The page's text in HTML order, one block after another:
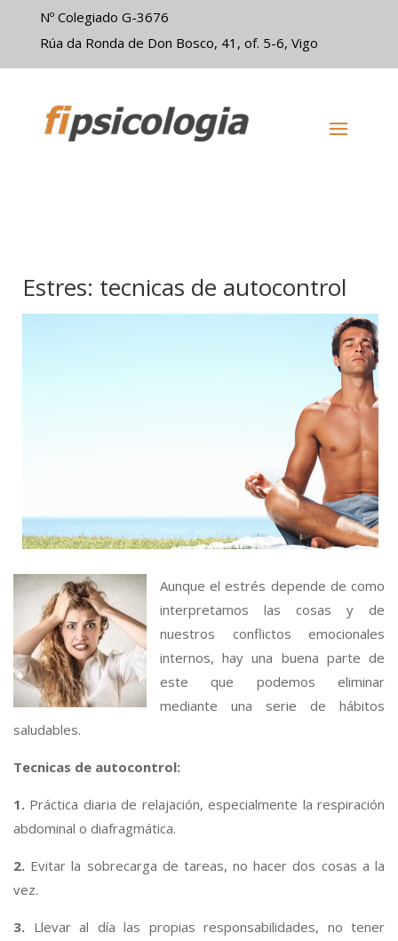
Nº Colegiado G-3676
Rúa da Ronda de Don Bosco, 41, of. 5-6, Vigo
Estres: tecnicas de autocontrol
Aunque el estrés depende de como
interpretamos las cosas y de
nuestros conflictos emocionales
internos, hay una buena parte de
este que podemos eliminar
mediante una serie de hábitos
saludables.
Tecnicas de autocontrol:
1. Práctica diaria de relajación, especialmente la respiración
abdominal o diafragmática.
2. Evitar la sobrecarga de tareas, no hacer dos cosas a la
vez.
3. Llevar al día las propias responsabilidades, no tener